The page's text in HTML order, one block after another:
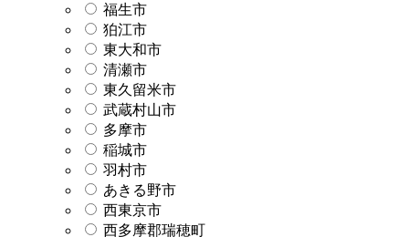
福生市
狛江市
東大和市
清瀬市
東久留米市
武蔵村山市
多摩市
稲城市
羽村市
あきる野市
西東京市
西多摩郡瑞穂町